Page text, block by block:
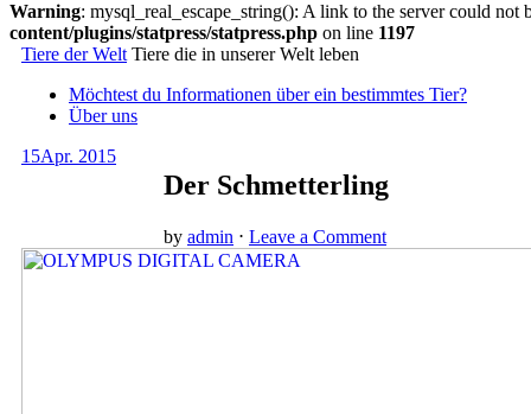
Warning: mysql_real_escape_string(): A link to the server could not
content/plugins/statpress/statpress.php on line 1197
Tiere der Welt Tiere die in unserer Welt leben
Möchtest du Informationen über ein bestimmtes Tier?
Über uns
15Apr. 2015
Der Schmetterling
by admin ⋅ Leave a Comment